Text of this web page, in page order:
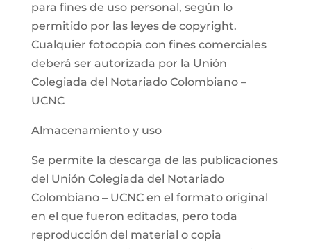
para fines de uso personal, según lo
permitido por las leyes de copyright.
Cualquier fotocopia con fines comerciales
deberá ser autorizada por la Unión
Colegiada del Notariado Colombiano –
UCNC
Almacenamiento y uso
Se permite la descarga de las publicaciones
del Unión Colegiada del Notariado
Colombiano – UCNC en el formato original
en el que fueron editadas, pero toda
reproducción del material o copia